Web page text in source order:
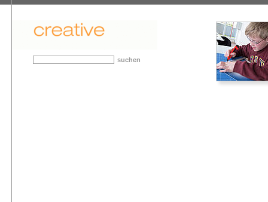
suchen